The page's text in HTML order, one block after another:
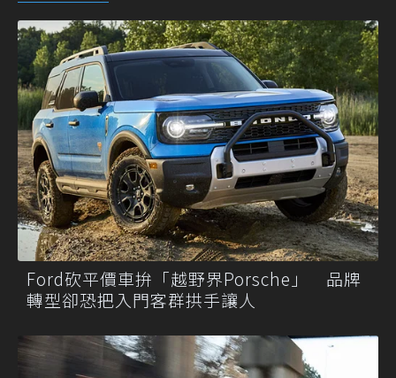
Ford砍平價車拚「越野界Porsche」 品牌
轉型卻恐把入門客群拱手讓人